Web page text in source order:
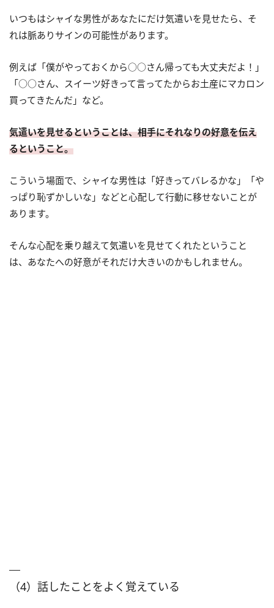
いつもはシャイな男性があなたにだけ気遣いを見せたら、そ
れは脈ありサインの可能性があります。
例えば「僕がやっておくから○○さん帰っても大丈夫だよ！」
「○○さん、スイーツ好きって言ってたからお土産にマカロン
買ってきたんだ」など。
気遣いを見せるということは、相手にそれなりの好意を伝え
るということ。
こういう場面で、シャイな男性は「好きってバレるかな」「や
っぱり恥ずかしいな」などと心配して行動に移せないことが
あります。
そんな心配を乗り越えて気遣いを見せてくれたということ
は、あなたへの好意がそれだけ大きいのかもしれません。
（4）話したことをよく覚えている